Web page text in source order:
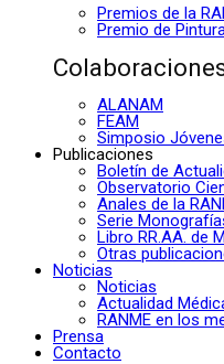
Premios de la
Premio de
ALANAM
FEAM
Simposio
Publicaciones
Boletín de
Observatorio
Anales de la
Serie
Libro RR.AA. de
Otras
Noticias
Noticias
Actualidad
RANME en los
Prensa
Contacto